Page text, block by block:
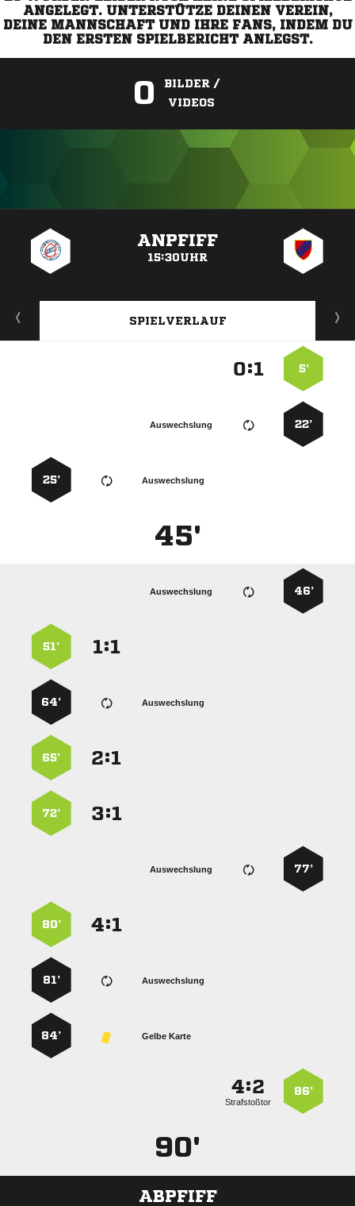
ANGELEGT. UNTERSTÜTZE DEINEN VEREIN,
DEINE MANNSCHAFT UND IHRE FANS, INDEM DU
DEN ERSTEN SPIELBERICHT ANLEGST.
0
BILDER /
VIDEOS
ANPFIFF
15:30UHR
SPIELVERLAUF
5’
:
22’
Auswechslung
Auswechslung
25’
45'
46’
Auswechslung
:
51’
Auswechslung
64’
:
65’
:
72’
77’
Auswechslung
:
80’
Auswechslung
81’
Gelbe Karte
84’
86’
:
Strafstoßtor
90'
ABPFIFF